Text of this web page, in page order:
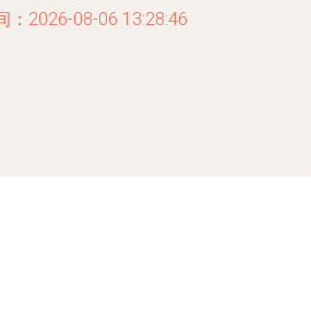
：2026-08-06 13:28:46